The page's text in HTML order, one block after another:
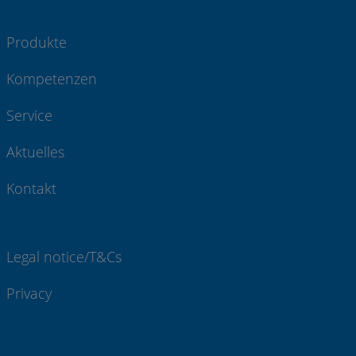
Produkte
Kompetenzen
Service
Aktuelles
Kontakt
Legal notice/T&Cs
Privacy